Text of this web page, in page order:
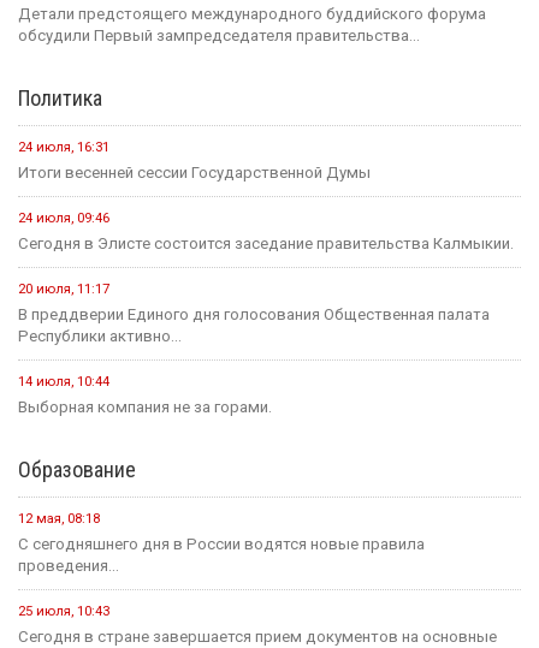
Детали предстоящего международного буддийского форума
обсудили Первый зампредседателя правительства...
Политика
24 июля, 16:31
Итоги весенней сессии Государственной Думы
24 июля, 09:46
Сегодня в Элисте состоится заседание правительства Калмыкии.
20 июля, 11:17
В преддверии Единого дня голосования Общественная палата
Республики активно...
14 июля, 10:44
Выборная компания не за горами.
Образование
12 мая, 08:18
С сегодняшнего дня в России водятся новые правила
проведения...
25 июля, 10:43
Сегодня в стране завершается прием документов на основные